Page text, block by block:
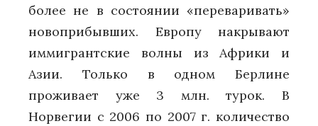
более не в состоянии «переваривать»
новоприбывших. Европу накрывают
иммигрантские волны из Африки и
Азии. Только в одном Берлине
проживает уже 3 млн. турок. В
Норвегии с 2006 по 2007 г. количество